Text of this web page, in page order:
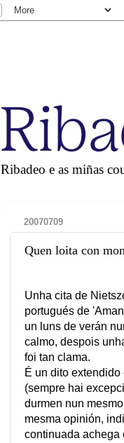
Ribadeo e as miñas
20070709
Quen loita con
Unha cita de
portugués de
un luns de verán
calmo, despois
foi tan clama.
É un dito
(sempre hai
durmen nun
mesma opinión,
continuada achega